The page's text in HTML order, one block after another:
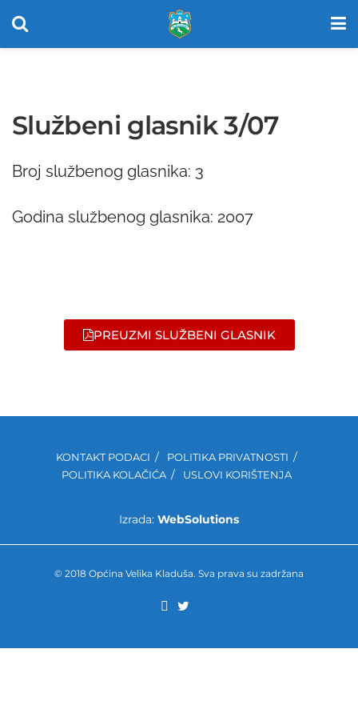
Službeni glasnik 3/07
Broj službenog glasnika: 3
Godina službenog glasnika: 2007
PREUZMI SLUŽBENI GLASNIK
KONTAKT PODACI
POLITIKA PRIVATNOSTI
POLITIKA KOLAČIĆA
USLOVI KORIŠTENJA
Izrada: WebSolutions
© 2018 Općina Velika Kladuša. Sva prava su zadržana